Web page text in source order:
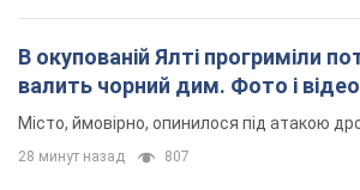
В окупованій Ялті прогриміли
валить чорний дим. Фото і відео
Місто, ймовірно, опинилося під атакою
28 минут назад 807